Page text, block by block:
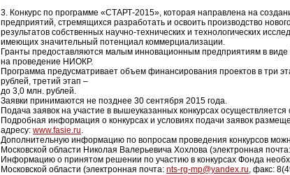
3. Конкурс по программе «СТАРТ-2015», которая направлена на
предприятий, стремящихся разработать и освоить производство
результатов собственных научно-технических и технологических
имеющих значительный потенциал коммерциализации.
Гранты предоставляются малым инновационным предприятиям в
на проведение НИОКР.
Программа предусматривает объем финансирования проектов в три
рублей, третий этап –
до 3,0 млн. рублей.
Заявки принимаются не позднее 30 сентября 2015 года.
Подача заявок на участие в вышеуказанных конкурсах
Подробная информация о конкурсах и условиях подачи заявок
адресу: www.fasie.ru.
Дополнительную информацию по вопросам проведения конкурсов
Московской области Николая Валерьевича Хохлова (электронная почта:
Информацию о принятом решении по участию в конкурсах Фонда
Московской области (электронная почта: nts-rg-mp@yandex.ru, факс: